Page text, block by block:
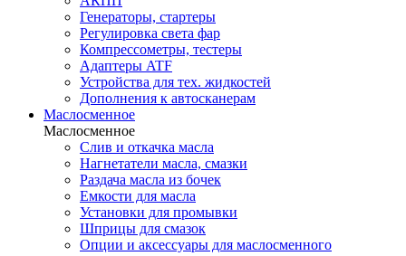
Генераторы, стартеры
Регулировка света фар
Компрессометры, тестеры
Адаптеры ATF
Устройства для тех. жидкостей
Дополнения к автосканерам
Маслосменное
Маслосменное
Слив и откачка масла
Нагнетатели масла, смазки
Раздача масла из бочек
Емкости для масла
Установки для промывки
Шприцы для смазок
Опции и аксессуары для маслосменного